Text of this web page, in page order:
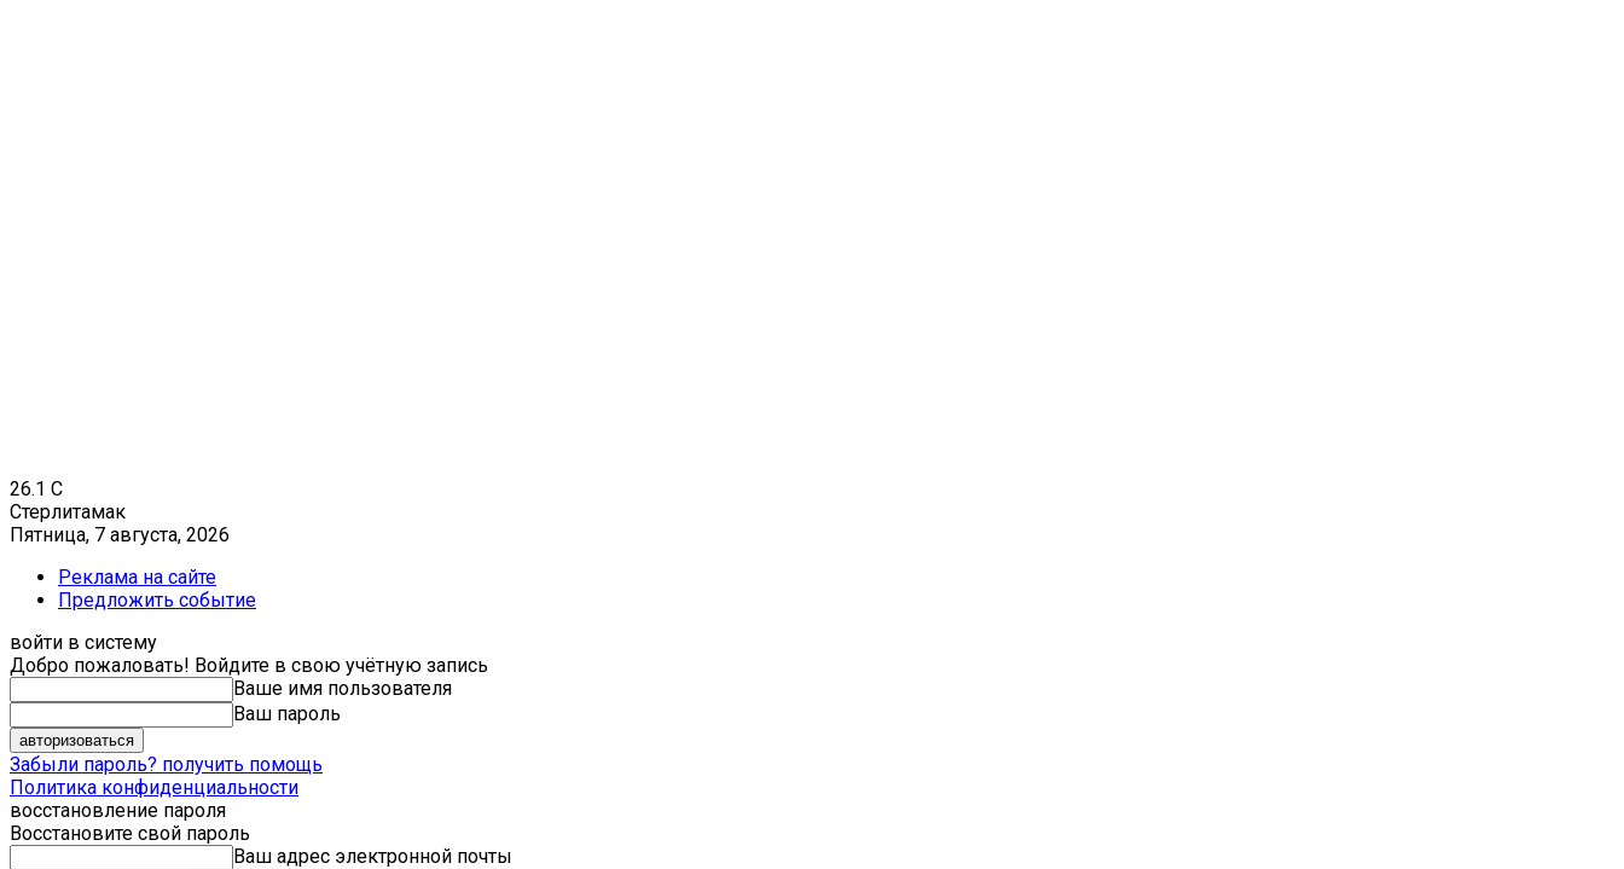
26.1 C
Стерлитамак
Пятница, 7 августа, 2026
Реклама на сайте
Предложить событие
войти в систему
Добро пожаловать! Войдите в свою учётную запись
Ваше имя пользователя
Ваш пароль
Забыли пароль? получить помощь
Политика конфиденциальности
восстановление пароля
Восстановите свой пароль
Ваш адрес электронной почты